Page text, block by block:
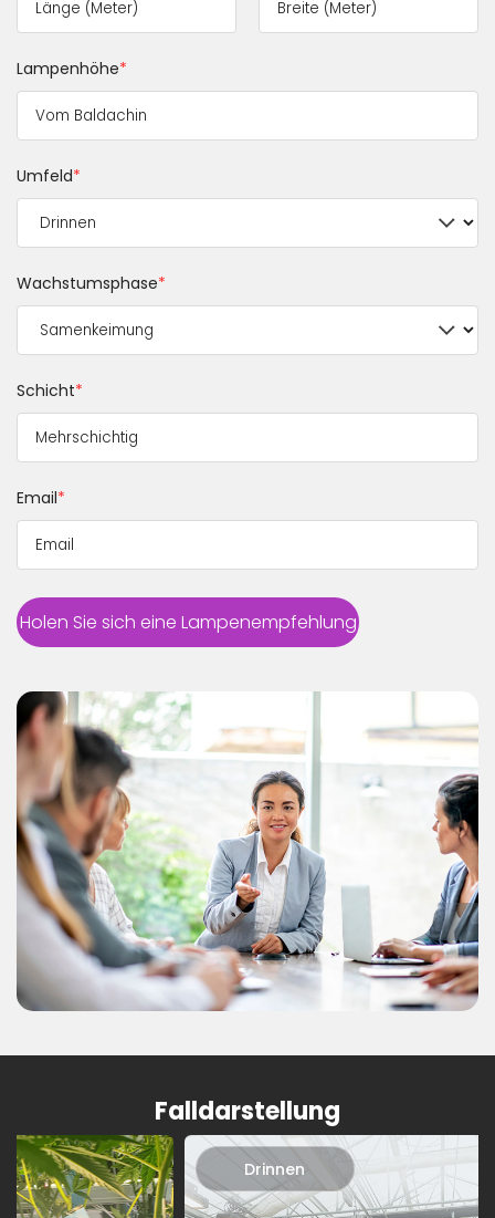
Lampenhöhe*
Umfeld*
Wachstumsphase*
Schicht*
Email*
Holen Sie sich eine Lampenempfehlung
Falldarstellung
Drinnen